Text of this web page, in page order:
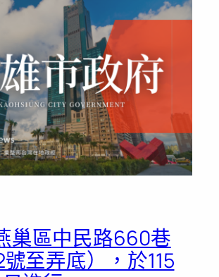
巢區中民路660巷
至弄底），於115